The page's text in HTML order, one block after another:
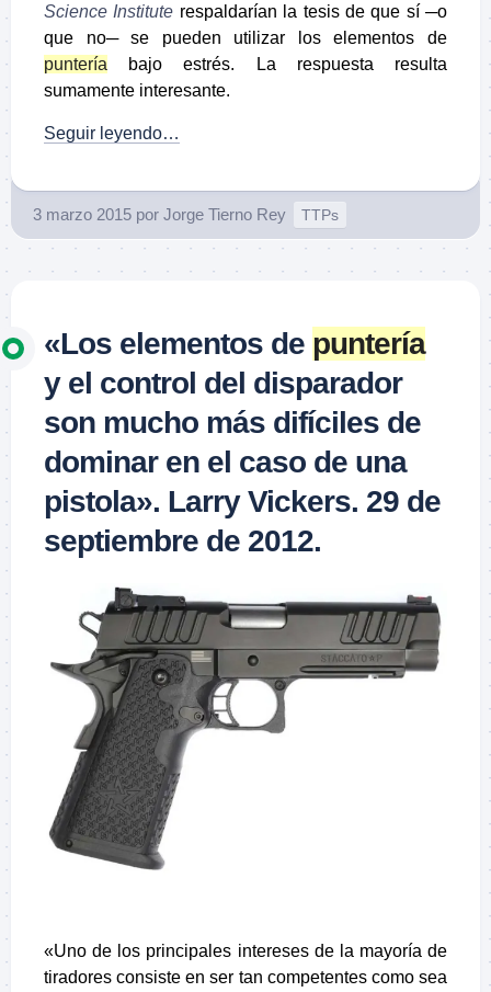
Science Institute respaldarían la tesis de que sí ─o
que no─ se pueden utilizar los elementos de
puntería bajo estrés. La respuesta resulta
sumamente interesante.
Seguir leyendo…
3 marzo 2015 por Jorge Tierno Rey TTPs
«Los elementos de puntería
y el control del disparador
son mucho más difíciles de
dominar en el caso de una
pistola». Larry Vickers. 29 de
septiembre de 2012.
«Uno de los principales intereses de la mayoría de
tiradores consiste en ser tan competentes como sea